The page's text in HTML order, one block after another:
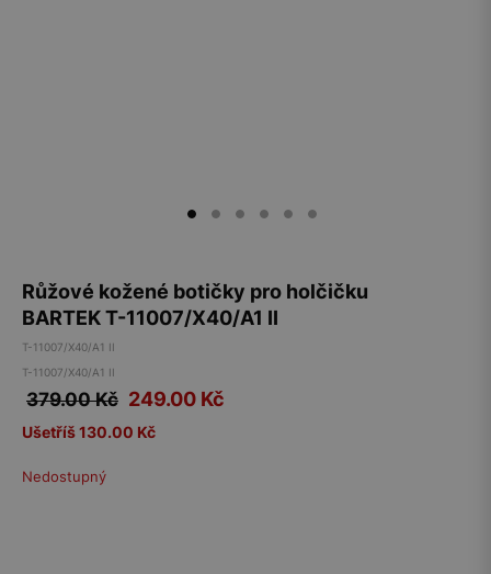
Růžové kožené botičky pro holčičku
BARTEK T-11007/X40/A1 II
T-11007/X40/A1 II
T-11007/X40/A1 II
379.00 Kč 249.00 Kč
Ušetříš 130.00 Kč
Nedostupný